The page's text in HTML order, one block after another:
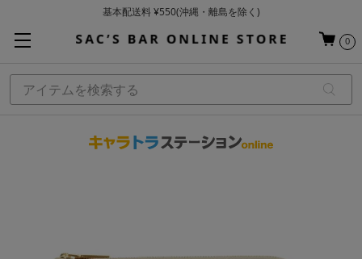
基本配送料 ¥550(沖縄・離島を除く)
お買い上げ合計¥3,980以上で送料無料
0